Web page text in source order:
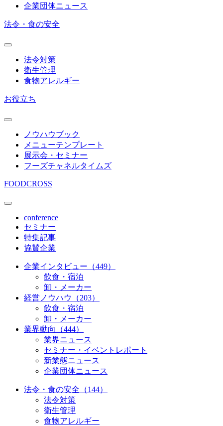
企業団体ニュース
法令・食の安全
法令対策
衛生管理
食物アレルギー
お役立ち
ノウハウブック
メニューテンプレート
展示会・セミナー
フーズチャネルタイムズ
FOODCROSS
conference
セミナー
特集記事
協賛企業
企業インタビュー（449）
飲食・宿泊
卸・メーカー
経営ノウハウ（203）
飲食・宿泊
卸・メーカー
業界動向（444）
業界ニュース
セミナー・イベントレポート
新業態ニュース
企業団体ニュース
法令・食の安全（144）
法令対策
衛生管理
食物アレルギー